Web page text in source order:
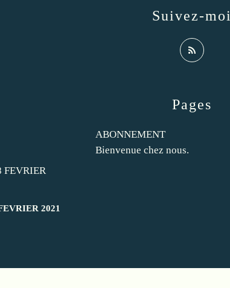
2021
Pages
ABONNEMENT
Bienvenue chez nous.
Suivez-moi